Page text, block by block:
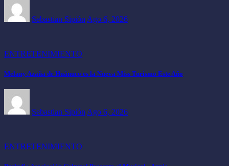
Sebastian Sipión Ago 6, 2026
ENTRETENIMIENTO
Melany Azaña de Huánuco es la Nueva Miss Turismo Este Año
Sebastian Sipión Ago 6, 2026
ENTRETENIMIENTO